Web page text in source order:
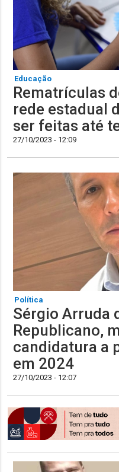
Educação
Rematrículas
rede estadual
ser feitas até
27/10/2023 - 12:09
Política
Sérgio Arruda
Republicano,
candidatura a
em 2024
27/10/2023 - 12:07